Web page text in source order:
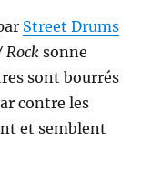
Street Drums
Rock sonne
sont bourrés
contre les
et semblent